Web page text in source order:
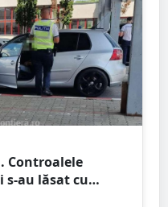
Controalele
au lăsat cu